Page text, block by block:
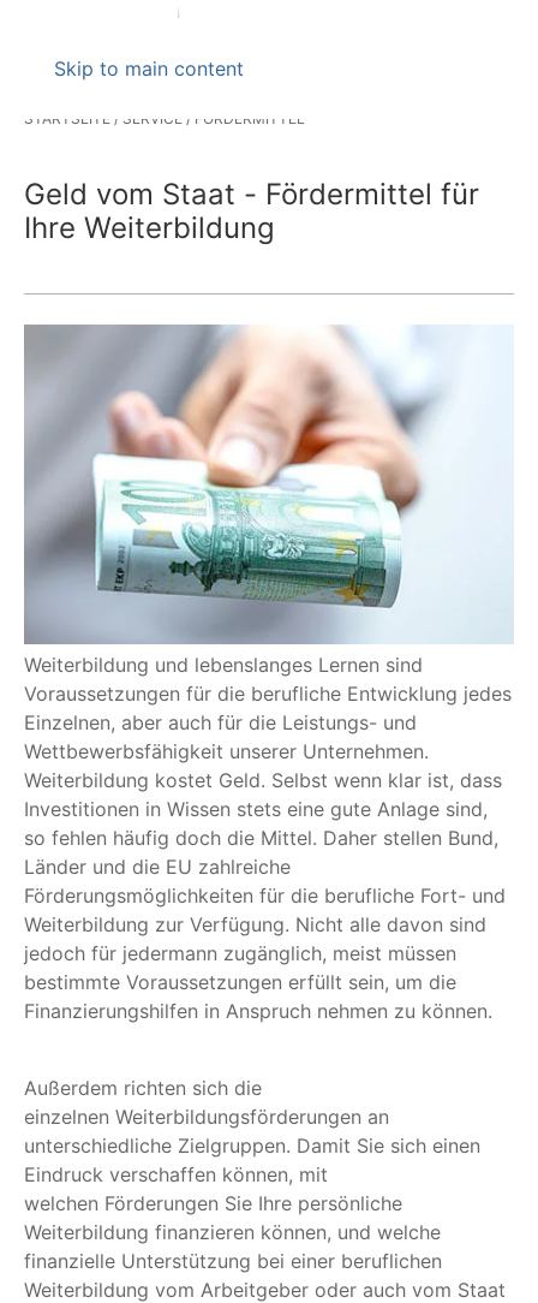
Skip to main content
STARTSEITE SERVICE FÖRDERMITTEL
Geld vom Staat - Fördermittel für
Ihre Weiterbildung
Weiterbildung und lebenslanges Lernen sind
Voraussetzungen für die berufliche Entwicklung jedes
Einzelnen, aber auch für die Leistungs- und
Wettbewerbsfähigkeit unserer Unternehmen.
Weiterbildung kostet Geld. Selbst wenn klar ist, dass
Investitionen in Wissen stets eine gute Anlage sind,
so fehlen häufig doch die Mittel. Daher stellen Bund,
Länder und die EU zahlreiche
Förderungsmöglichkeiten für die berufliche Fort- und
Weiterbildung zur Verfügung. Nicht alle davon sind
jedoch für jedermann zugänglich, meist müssen
bestimmte Voraussetzungen erfüllt sein, um die
Finanzierungshilfen in Anspruch nehmen zu können.
Außerdem richten sich die
einzelnen Weiterbildungsförderungen an
unterschiedliche Zielgruppen. Damit Sie sich einen
Eindruck verschaffen können, mit
welchen Förderungen Sie Ihre persönliche
Weiterbildung finanzieren können, und welche
finanzielle Unterstützung bei einer beruflichen
Weiterbildung vom Arbeitgeber oder auch vom Staat